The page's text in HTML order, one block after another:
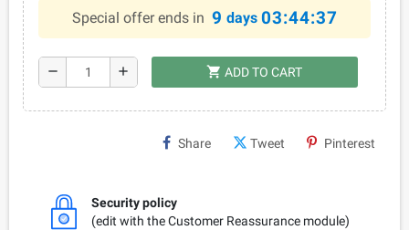
Special offer ends in 9 days 03:44:37
remove add shopping_cart ADD TO CART
Share Tweet Pinterest
Security policy
(edit with the Customer Reassurance module)